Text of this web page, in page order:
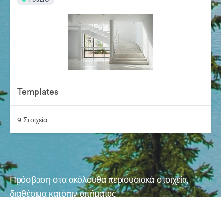
Templates
9 Στοιχεία
Πρόσβαση στα ακόλουθα περιουσιακά στοιχεία,
διαθέσιμα κατόπιν αιτήματος